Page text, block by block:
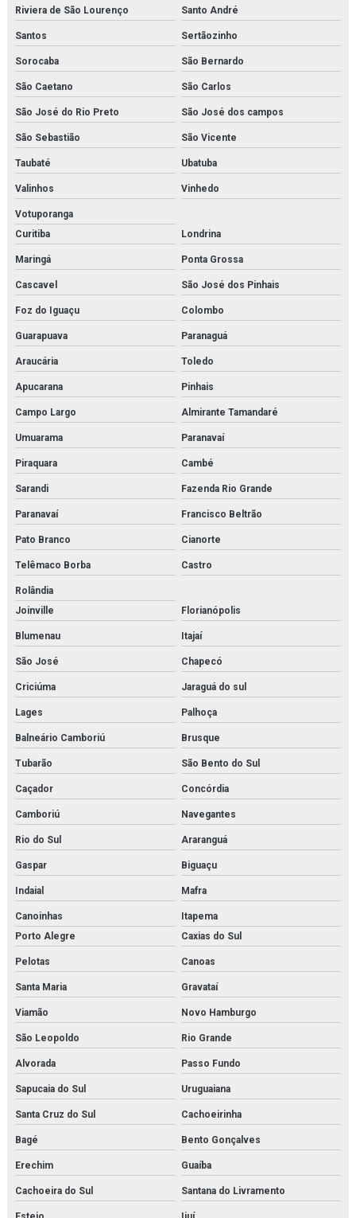
Inspeção de segurança em vasos de pressão
Inspeção em tubulações
Inspeção em tubulações industriais
Inspeção de tubulações orçamento
Inspeção de tubulações em rio de janeiro
Inspeção de vasos de pressão em rio de janeiro
Instalação de caldeira em rio de janeiro
Instalação de chiller
Instalação de chillers em rio de janeiro
Instalação de compressor de ar
Instalação de compressores em rio de janeiro
Instalação de fan coil
Instalação de fancoil em rio de janeiro
Instalação de reatores de fabricação
Instalação de reatores de fabricação em rio de janeiro
Instalação de trocador de calor
Instalação de trocadores de calor em rio de janeiro
Isolamento térmico tubulação
Isolamento térmico para tubulação de água gelada
Isolamento térmico tubulação água quente
Isolamento térmico em tubulações e equipamentos
Isolamento térmico em tubulações e equipamentos orçamento
Isolamento térmico tubulações industriais
Joystick danfoss
Limpeza química de trocador de calor
Manutenção e aferição em válvulas de segurança
Manutenção e aferição em válvulas de segurança em rj
Manutenção de bomba de condensado
Manutenção de trocador de calor
Membrana de n2
Membrana de nitrogênio
Minibooster
Montagem de estrutura metálica orçamento
Montagem de estrutura metálica em rj
Montagem de estruturas metálicas
Montagem de tubulações
Montagem de tubulações em rio de janeiro
Montagens industriais em rio de janeiro
Riviera de São Lourenço Santo André
Santos Sertãozinho
Sorocaba São Bernardo
São Caetano São Carlos
São José do Rio Preto São José dos campos
São Sebastião São Vicente
Taubaté Ubatuba
Valinhos Vinhedo
Votuporanga
Curitiba
Londrina
Maringá Ponta Grossa
Cascavel São José dos Pinhais
Foz do Iguaçu Colombo
Guarapuava Paranaguá
Araucária Toledo
Apucarana Pinhais
Campo Largo Almirante Tamandaré
Umuarama Paranavaí
Piraquara Cambé
Sarandi Fazenda Rio Grande
Paranavaí Francisco Beltrão
Pato Branco Cianorte
Telêmaco Borba Castro
Rolândia
Joinville
Florianópolis
Blumenau Itajaí
São José Chapecó
Criciúma Jaraguá do sul
Lages Palhoça
Balneário Camboriú Brusque
Tubarão São Bento do Sul
Caçador Concórdia
Camboriú Navegantes
Rio do Sul Araranguá
Gaspar Biguaçu
Indaial Mafra
Canoinhas
Itapema
Porto Alegre
Caxias do Sul
Pelotas Canoas
Santa Maria Gravataí
Viamão Novo Hamburgo
São Leopoldo Rio Grande
Alvorada Passo Fundo
Sapucaia do Sul Uruguaiana
Santa Cruz do Sul Cachoeirinha
Bagé Bento Gonçalves
Erechim Guaíba
Cachoeira do Sul Santana do Livramento